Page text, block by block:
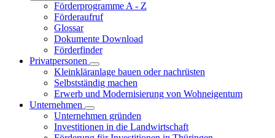
Förderprogramme A - Z
Förderaufruf
Glossar
Dokumente Download
Förderfinder
Privatpersonen
Kleinkläranlage bauen oder nachrüsten
Selbstständig machen
Erwerb und Modernisierung von Wohneigentum
Unternehmen
Unternehmen gründen
Investitionen in die Landwirtschaft